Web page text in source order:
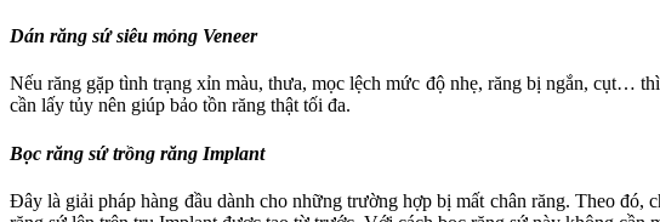
Dán răng sứ siêu mỏng Veneer
Nếu răng gặp tình trạng xỉn màu, thưa, mọc lệch mức độ nhẹ, răng bị ngắn, cụt…
cần lấy tủy nên giúp bảo tồn răng thật tối đa.
Bọc răng sứ trồng răng Implant
Đây là giải pháp hàng đầu dành cho những trường hợp bị mất chân răng. Theo đó,